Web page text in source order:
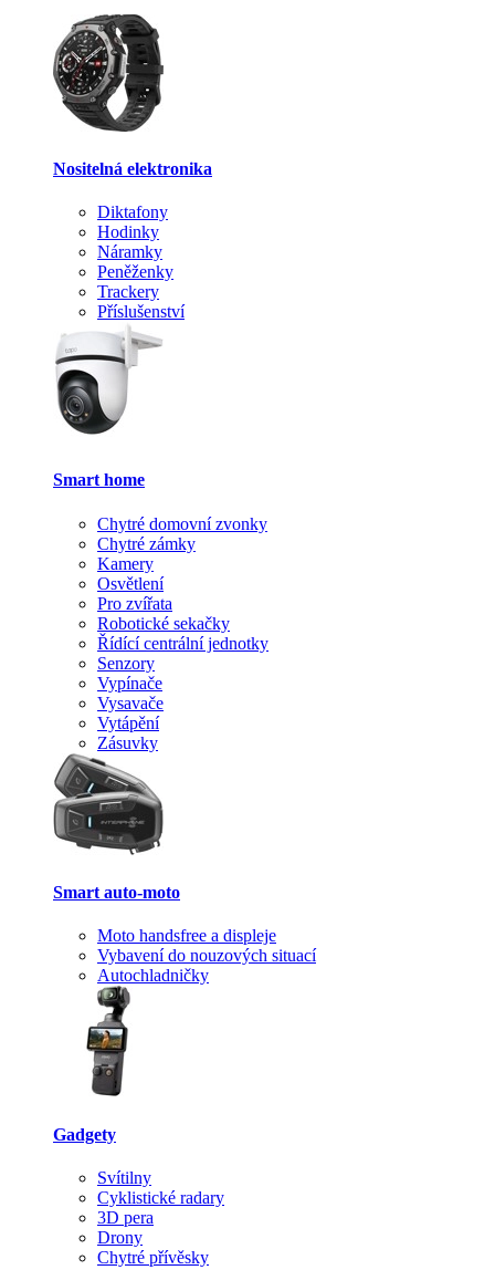
Nositelná elektronika
Diktafony
Hodinky
Náramky
Peněženky
Trackery
Příslušenství
Smart home
Chytré domovní zvonky
Chytré zámky
Kamery
Osvětlení
Pro zvířata
Robotické sekačky
Řídící centrální jednotky
Senzory
Vypínače
Vysavače
Vytápění
Zásuvky
Smart auto-moto
Moto handsfree a displeje
Vybavení do nouzových situací
Autochladničky
Gadgety
Svítilny
Cyklistické radary
3D pera
Drony
Chytré přívěsky